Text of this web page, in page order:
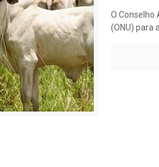
O Conselho
(ONU) para